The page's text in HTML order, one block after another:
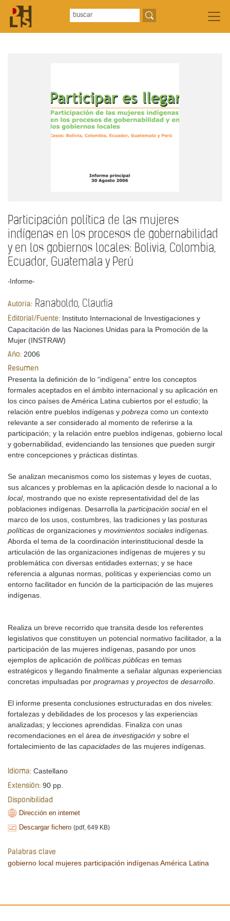
Participación política de las mujeres
indígenas en los procesos de gobernabilidad
y en los gobiernos locales: Bolivia, Colombia,
Ecuador, Guatemala y Perú
-Informe-
Autoría: Ranaboldo, Claudia
Editorial/Fuente: Instituto Internacional de Investigaciones y
Capacitación de las Naciones Unidas para la Promoción de la
Mujer (INSTRAW)
Año: 2006
Resumen
Presenta la definición de lo “indígena” entre los conceptos
formales aceptados en el ámbito internacional y su aplicación en
los cinco países de América Latina cubiertos por el estudio; la
relación entre pueblos indígenas y pobreza como un contexto
relevante a ser considerado al momento de referirse a la
participación; y la relación entre pueblos indígenas, gobierno local
y gobernabilidad, evidenciando las tensiones que pueden surgir
entre concepciones y prácticas distintas.
Se analizan mecanismos como los sistemas y leyes de cuotas,
sus alcances y problemas en la aplicación desde lo nacional a lo
local, mostrando que no existe representatividad del de las
poblaciones indígenas. Desarrolla la participación socialen el
marco de los usos, costumbres, las tradiciones y las posturas
políticas de organizaciones y movimientos sociales indígenas.
Aborda el tema de la coordinación interinstitucional desde la
articulación de las organizaciones indígenas de mujeres y su
problemática con diversas entidades externas; y se hace
referencia a algunas normas, políticas y experiencias como un
entorno facilitador en función de la participación de las mujeres
indígenas.
Realiza un breve recorrido que transita desde los referentes
legislativos que constituyen un potencial normativo facilitador, a la
participación de las mujeres indígenas, pasando por unos
ejemplos de aplicación de políticas públicas en temas
estratégicos y llegando finalmente a señalar algunas experiencias
concretas impulsadas por programas y proyectos de desarrollo.
El informe presenta conclusiones estructuradas en dos niveles:
fortalezas y debilidades de los procesos y las experiencias
analizadas; y lecciones aprendidas. Finaliza con unas
recomendaciones en el área de investigación y sobre el
fortalecimiento de las capacidades de las mujeres indígenas.
Idioma: Castellano
Extensión: 90 pp.
Disponibilidad
Dirección en internet
Descargar fichero (pdf, 649 KB)
Palabras clave
gobierno local mujeres participación indígenasAmérica Latina